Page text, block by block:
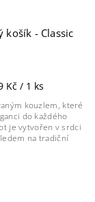
košík - Classic
Kč / 1 ks
kouzlem, které
do každého
je vytvořen v srdci
na tradiční